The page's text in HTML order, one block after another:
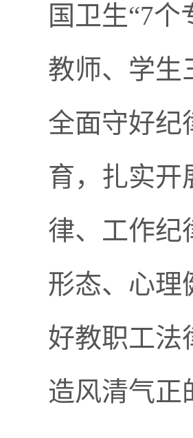
国卫生“7
教师、学生
全面守好纪
育，扎实开
律、工作纪
形态、心理
好教职工法
造风清气正